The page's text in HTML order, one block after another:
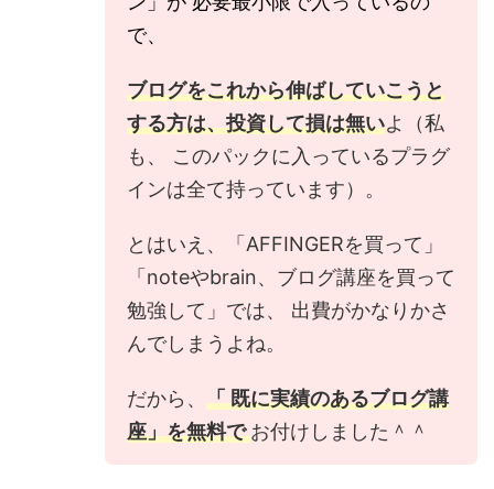
で、
ブログをこれから伸ばしていこうと
する方は、投資して損は無いよ（私
も、 このパックに入っているプラグ
インは全て持っています）。
とはいえ、「AFFINGERを買って」
「noteやbrain、ブログ講座を買って
勉強して」では、 出費がかなりかさ
んでしまうよね。
だから、 「 既に実績のあるブログ講
座」を無料でお付けしました＾＾